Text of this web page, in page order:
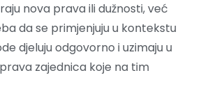
nova prava ili dužnosti, već
da se primjenjuju u kontekstu
djeluju odgovorno i uzimaju u
zajednica koje na tim